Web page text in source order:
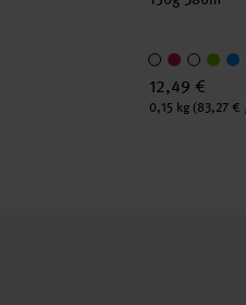
12,49 €
Inhalt:
0,15 kg (83,27 €